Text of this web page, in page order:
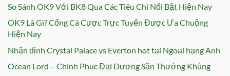
So Sánh OK9 Với BK8 Qua Các Tiêu Chí Nổi Bật Hiện Nay
OK9 Là Gì? Cổng Cá Cược Trực Tuyến Được Ưa Chuộng
Hiện Nay
Nhận định Crystal Palace vs Everton hot tại Ngoại hạng Anh
Ocean Lord – Chinh Phục Đại Dương Săn Thưởng Khủng